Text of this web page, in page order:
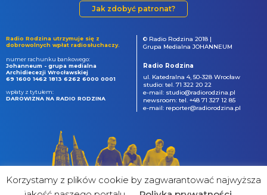
Jak zdobyć patronat?
Radio Rodzina utrzymuje się z
dobrowolnych wpłat radiosłuchaczy.
numer rachunku bankowego:
Johanneum - grupa medialna
Archidiecezji Wrocławskiej
69 1600 1462 1813 6262 6000 0001
wpłaty z tytułem:
DAROWIZNA NA RADIO RODZINA
© Radio Rodzina 2018 |
Grupa Medialna JOHANNEUM
Radio Rodzina
ul. Katedralna 4, 50-328 Wrocław
studio: tel. 71 322 20 22
e-mail: studio@radiorodzina.pl
newsroom: tel. +48 71 327 12 85
e-mail: reporter@radiorodzina.pl
Korzystamy z plików cookie by zagwarantować najwyższa